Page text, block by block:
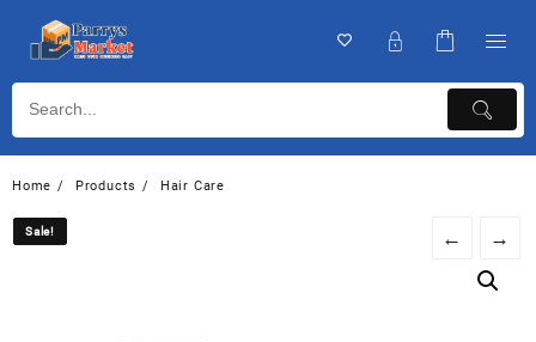
Home Products Hair Care
Sale! ← →
Sale!